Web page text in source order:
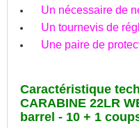
Un nécessaire de
Un tournevis de
Une paire de
Caractéristique
CARABINE 22LR
barrel - 10 + 1